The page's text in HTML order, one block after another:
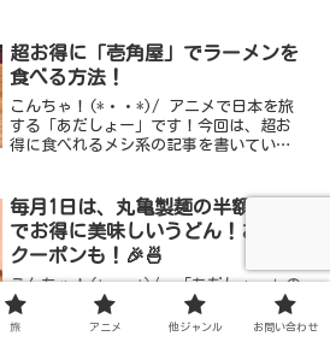
間。実際に体...
超お得に「壱角屋」でラーメンを
食べる方法！
こんちゃ！(*・・*)/ アニメで日本を旅
する「あだしょー」です！今回は、超お
得に食べれるメシ系の記事を書いていこ
にある家系ラー...
毎月1日は、丸亀製麺の半額祭り
でお得に美味しいうどん！お得な
クーポンも！🎉🍜
こんちゃ！(*・・*)/ 「あだしょー」の
ブログへようこそ！丸亀製麺をお得に食
べる！うどん好きにはたまらないお得イ
旅 アニメ 他ジャンル お問い合わせ